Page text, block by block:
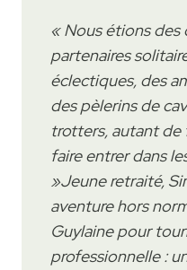
« Nous étions des
partenaires
éclectiques, des
des pèlerins de
trotters, autant
faire entrer dans
»Jeune retraité,
aventure hors
Guylaine pour
professionnelle :